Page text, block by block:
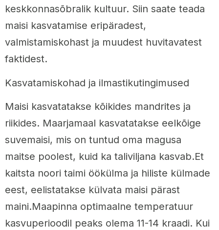
keskkonnasõbralik kultuur. Siin saate teada
maisi kasvatamise eripäradest,
valmistamiskohast ja muudest huvitavatest
faktidest.
Kasvatamiskohad ja ilmastikutingimused
Maisi kasvatatakse kõikides mandrites ja
riikides. Maarjamaal kasvatatakse eelkõige
suvemaisi, mis on tuntud oma magusa
maitse poolest, kuid ka taliviljana kasvab.Et
kaitsta noori taimi öökülma ja hiliste külmade
eest, eelistatakse külvata maisi pärast
maini.Maapinna optimaalne temperatuur
kasvuperioodil peaks olema 11-14 kraadi. Kui